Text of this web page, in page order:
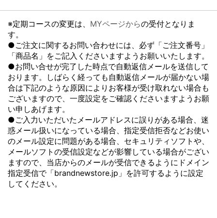
※定期コースの変更は、 MYページからの受付となりま
す。
●ご注文に関するお問い合わせには、必ず「ご注文番号」
「商品名」をご記入くださいますようお願いいたします。
●お問い合せが完了した時点で自動返信メールを送信して
おります。しばらく経っても自動返信メールが届かない場
合は下記のような原因によりお客様が受け取れない場合も
ございますので、一度設定をご確認くださいますようお願
い申しあげます。
●ご入力いただいたメールアドレスに誤りがある場合、迷
惑メール扱いになっている場合、指定受信拒否などお使い
のメール設定に問題がある場合、セキュリティソフトや、
メールソフトの受信設定などが影響している場合がござい
ますので、当店からのメールが受信できるようにドメイン
指定受信で「brandnewstore.jp」を許可するように設定
してください。